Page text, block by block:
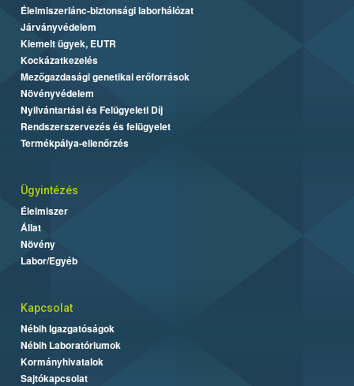
Élelmiszerlánc-biztonsági laborhálózat
Járványvédelem
Kiemelt ügyek, EUTR
Kockázatkezelés
Mezőgazdasági genetikai erőforrások
Növényvédelem
Nyilvántartási és Felügyeleti Díj
Rendszerszervezés és felügyelet
Termékpálya-ellenőrzés
Ügyintézés
Élelmiszer
Állat
Növény
Labor/Egyéb
Kapcsolat
Nébih Igazgatóságok
Nébih Laboratóriumok
Kormányhivatalok
Sajtókapcsolat